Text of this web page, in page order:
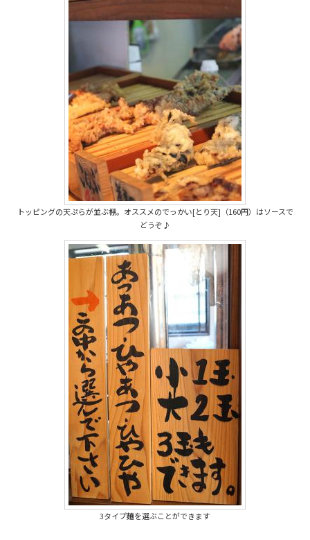
トッピングの天ぷらが並ぶ棚。オススメのでっかい[とり天]（160円）はソースで
どうぞ♪
3タイプ麺を選ぶことができます